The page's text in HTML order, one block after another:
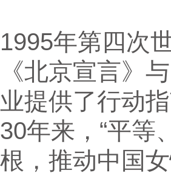
1995年第四次
《北京宣言》
业提供了行动
30年来，“平等
根，推动中国